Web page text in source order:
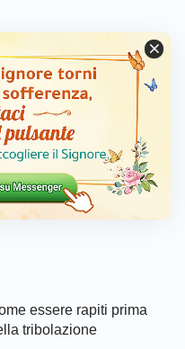
essere rapiti prima
tribolazione